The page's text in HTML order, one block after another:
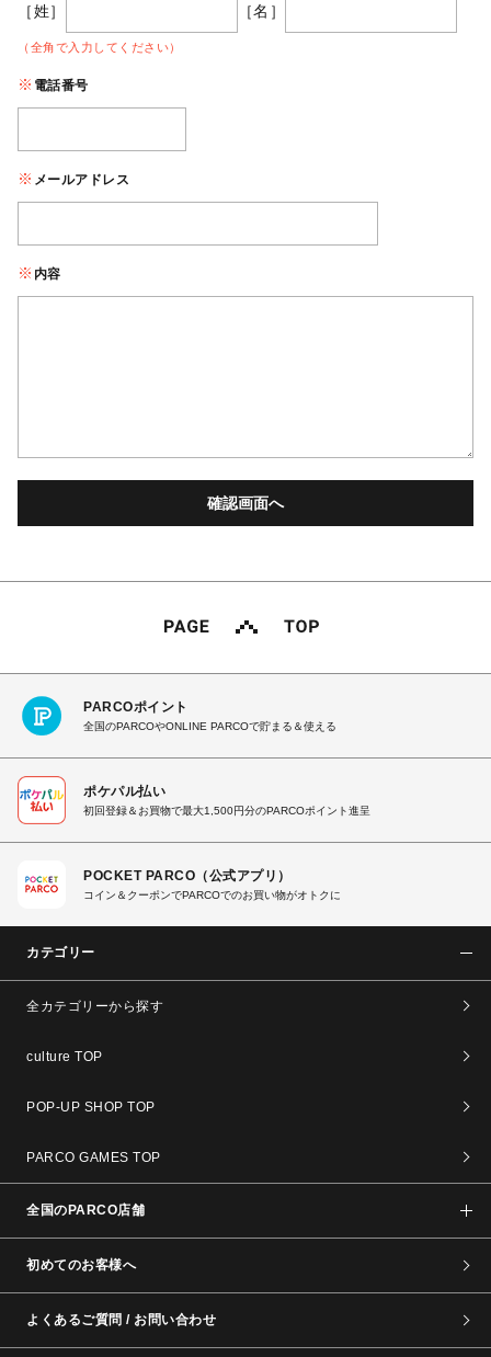
［姓］ ［名］
（全角で入力してください）
電話番号
メールアドレス
内容
PARCOポイント
全国のPARCOやONLINE PARCOで貯まる＆使える
ポケパル払い
初回登録＆お買物で最大1,500円分のPARCOポイント進呈
POCKET PARCO（公式アプリ）
コイン＆クーポンでPARCOでのお買い物がオトクに
カテゴリー
全カテゴリーから探す
culture TOP
POP-UP SHOP TOP
PARCO GAMES TOP
全国のPARCO店舗
初めてのお客様へ
よくあるご質問 / お問い合わせ